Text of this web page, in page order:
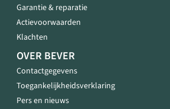
Garantie & reparatie
Actievoorwaarden
Klachten
OVER BEVER
Contactgegevens
Toegankelijkheidsverklaring
Pers en nieuws